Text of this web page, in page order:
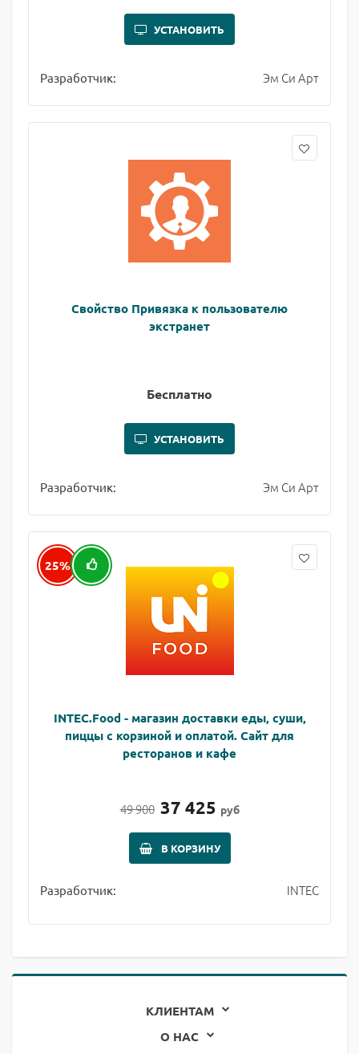
УСТАНОВИТЬ
Разработчик: Эм Си Арт
Свойство Привязка к пользователю
экстранет
Бесплатно
УСТАНОВИТЬ
Разработчик: Эм Си Арт
25%
INTEC.Food - магазин доставки еды, суши,
пиццы с корзиной и оплатой. Сайт для
ресторанов и кафе
49 900 37 425 руб
В КОРЗИНУ
Разработчик: INTEC
КЛИЕНТАМ
О НАС